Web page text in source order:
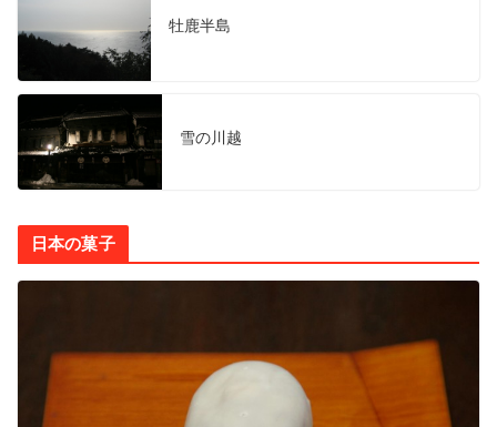
牡鹿半島
雪の川越
日本の菓子